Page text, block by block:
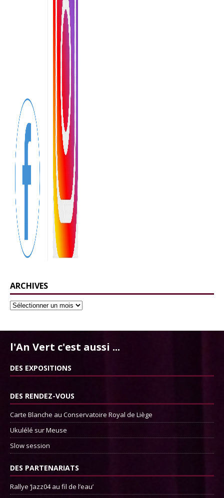
ARCHIVES
l'An Vert c'est aussi ...
DES EXPOSITIONS
DES RENDEZ-VOUS
Carte Blanche au Conservatoire Royal de Liège
Ukulélé sur Meuse
Slow session
DES PARTENARIATS
Rallye ‘Jazz04 au fil de l’eau’